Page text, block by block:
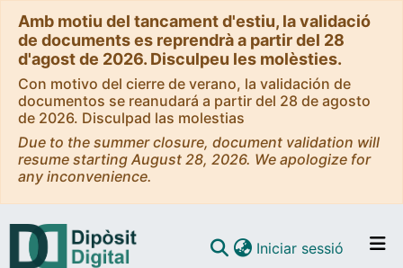
Amb motiu del tancament d'estiu, la validació
de documents es reprendrà a partir del 28
d'agost de 2026. Disculpeu les molèsties.
Con motivo del cierre de verano, la validación de
documentos se reanudará a partir del 28 de agosto
de 2026. Disculpad las molestias
Due to the summer closure, document validation will
resume starting August 28, 2026. We apologize for
any inconvenience.
Iniciar sessió (current)